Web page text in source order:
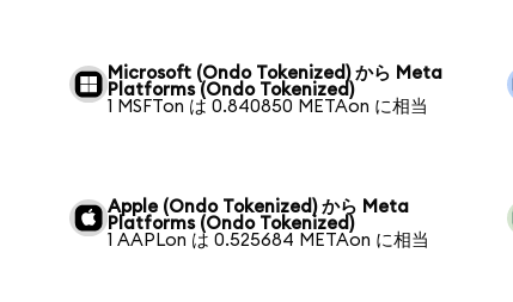
Microsoft (Ondo Tokenized) から Meta
Platforms (Ondo Tokenized)
1 MSFTon は 0.840850 METAon に相当
Apple (Ondo Tokenized) から Meta
Platforms (Ondo Tokenized)
1 AAPLon は 0.525684 METAon に相当